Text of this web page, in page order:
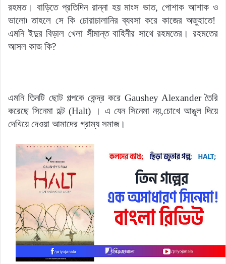
রহমত। বাড়িতে প্রতিদিন রান্না হয় মাংস ভাত, পোশাক আশাক ও
ভালো৷ তাহলে সে কি চোরাচালানির ব্যবসা করে কাজের অজুহাতে!
এমনি ইদুর বিড়াল খেলা সীমান্ত বাহিনীর সাথে রহমতের। রহমতের
আসল কাজ কি?
এমনি তিনটি ছোট গল্পকে কেন্দ্র করে Gaushey Alexanderতৈরি
করেছে সিনেমা হল্ট(Halt)
। এ যেন সিনেমা নয়,চোখে আঙুল দিয়ে
দেখিয়ে দেওয়া আমাদের গ্রাম্য সমাজ।